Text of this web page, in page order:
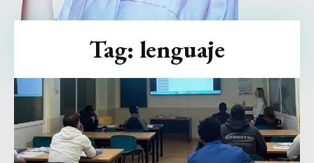
Tag: lenguaje